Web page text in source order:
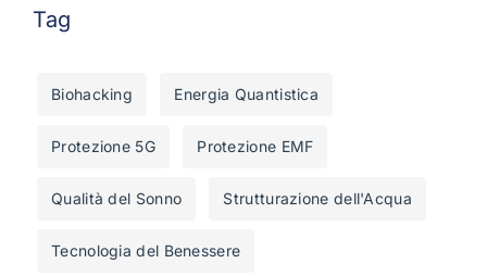
Tag
Biohacking Energia Quantistica
Protezione 5G Protezione EMF
Qualità del Sonno Strutturazione dell'Acqua
Tecnologia del Benessere